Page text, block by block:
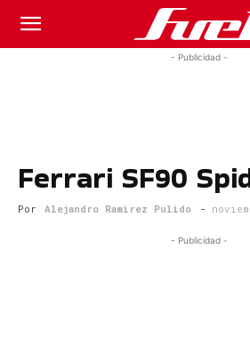
Fuel
Magazine
- Publicidad -
Ferrari SF90
Por Alejandro Ramirez Pulido -
- Publicidad -